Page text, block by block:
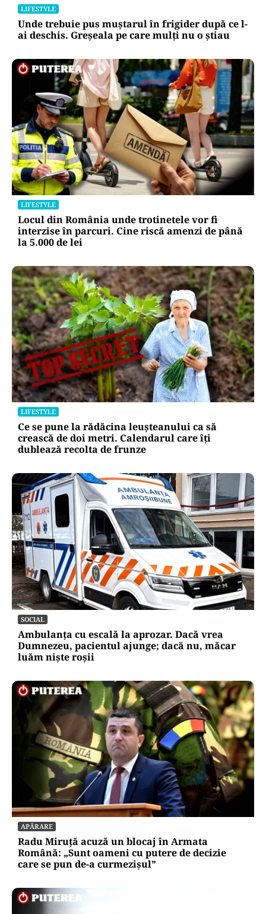
LIFESTYLE
Unde trebuie pus muștarul în frigider după ce l-
ai deschis. Greșeala pe care mulți nu o știau
LIFESTYLE
Locul din România unde trotinetele vor fi
interzise în parcuri. Cine riscă amenzi de până
la 5.000 de lei
LIFESTYLE
Ce se pune la rădăcina leușteanului ca să
crească de doi metri. Calendarul care îți
dublează recolta de frunze
SOCIAL
Ambulanța cu escală la aprozar. Dacă vrea
Dumnezeu, pacientul ajunge; dacă nu, măcar
luăm niște roșii
APĂRARE
Radu Miruță acuză un blocaj în Armata
Română: „Sunt oameni cu putere de decizie
care se pun de-a curmezișul”